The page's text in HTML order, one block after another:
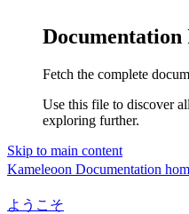
Documentation
Fetch the complete
Use this file to discover
exploring further.
Skip to main content
Kameleoon Documentation
ようこそ